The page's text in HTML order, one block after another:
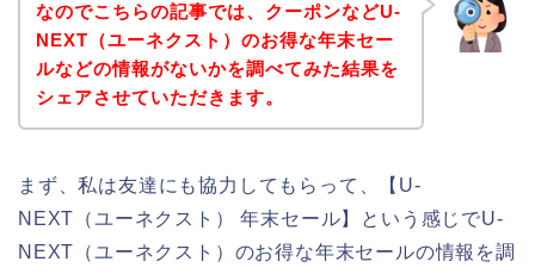
なのでこちらの記事では、クーポンなどU-
NEXT（ユーネクスト）のお得な年末セー
ルなどの情報がないかを調べてみた結果を
シェアさせていただきます。
まず、私は友達にも協力してもらって、【U-
NEXT（ユーネクスト） 年末セール】という感じでU-
NEXT（ユーネクスト）のお得な年末セールの情報を調